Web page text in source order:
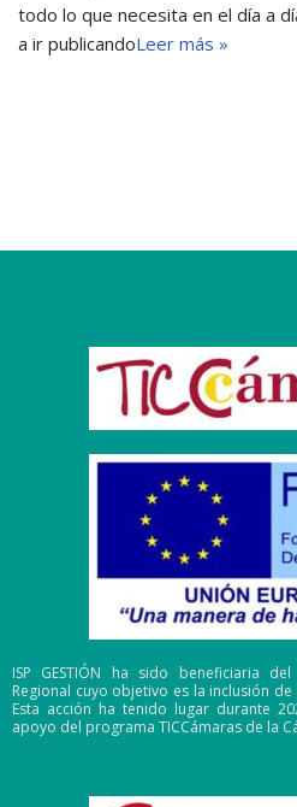
todo lo que necesita en el día a
a ir publicandoLeer más »
ISP GESTIÓN ha sido beneficiaria
Regional cuyo objetivo es la inclusión
Esta acción ha tenido lugar durante
apoyo del programa TICCámaras de la